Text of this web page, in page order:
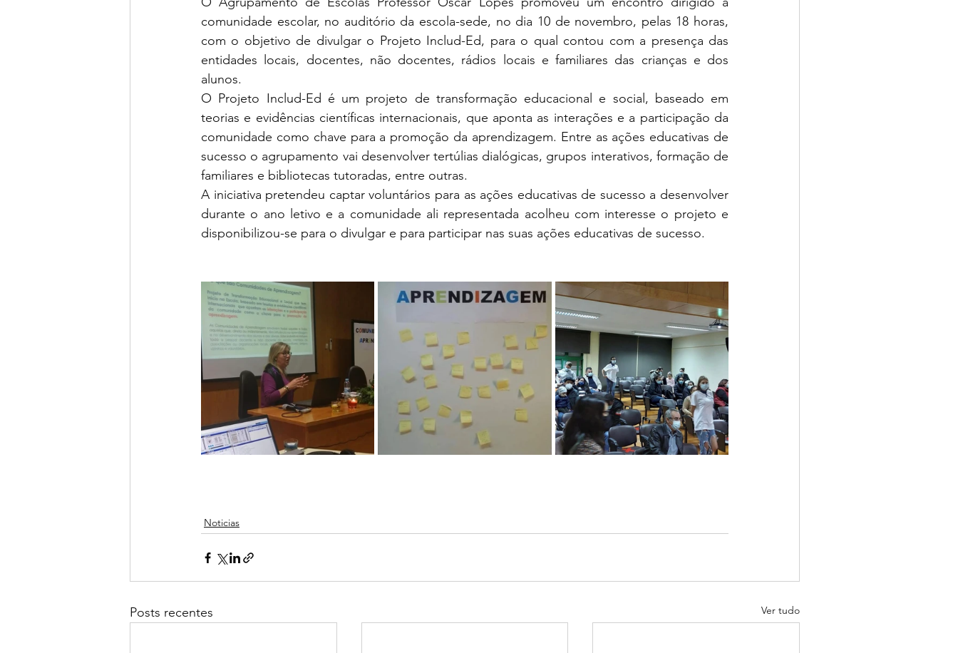
comunidade escolar, no auditório da escola-sede, no dia 10 de novembro, pelas 18 horas,
com o objetivo de divulgar o Projeto Includ-Ed, para o qual contou com a presença das
entidades locais, docentes, não docentes, rádios locais e familiares das crianças e dos
alunos.
O Projeto Includ-Ed é um projeto de transformação educacional e social, baseado em
teorias e evidências científicas internacionais, que aponta as interações e a participação da
comunidade como chave para a promoção da aprendizagem. Entre as ações educativas de
sucesso o agrupamento vai desenvolver tertúlias dialógicas, grupos interativos, formação de
familiares e bibliotecas tutoradas, entre outras.
A iniciativa pretendeu captar voluntários para as ações educativas de sucesso a desenvolver
durante o ano letivo e a comunidade ali representada acolheu com interesse o projeto e
disponibilizou-se para o divulgar e para participar nas suas ações educativas de sucesso.
Noticias
Posts recentes Ver tudo